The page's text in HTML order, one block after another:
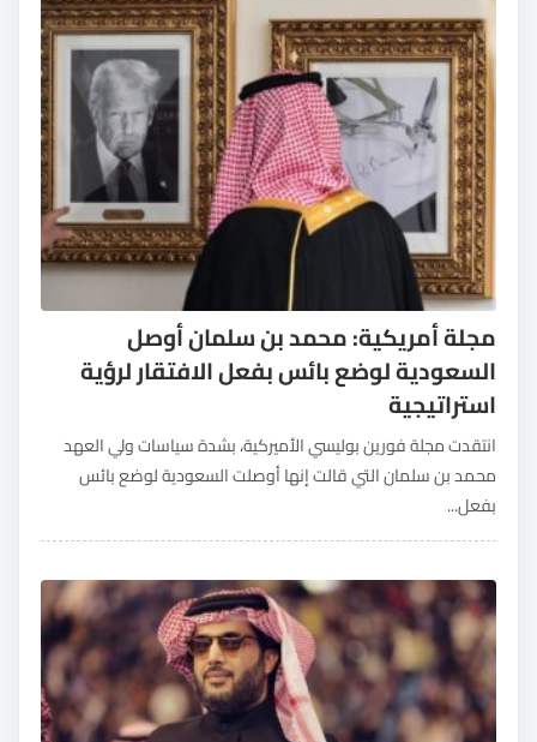
مجلة أمريكية: محمد بن سلمان أوصل
السعودية لوضع بائس بفعل الافتقار لرؤية
استراتيجية
انتقدت مجلة فورين بوليسي الأميركية، بشدة سياسات ولي العهد
محمد بن سلمان التي قالت إنها أوصلت السعودية لوضع بائس
بفعل...